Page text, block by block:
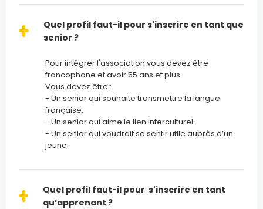
Quel profil faut-il pour s'inscrire en tant que
senior ?
Pour intégrer l'association vous devez être
francophone et avoir 55 ans et plus.
Vous devez être :
- Un senior qui souhaite transmettre la langue
française.
- Un senior qui aime le lien interculturel.
- Un senior qui voudrait se sentir utile auprès d’un
jeune.
Quel profil faut-il pour s'inscrire en tant
qu’apprenant ?